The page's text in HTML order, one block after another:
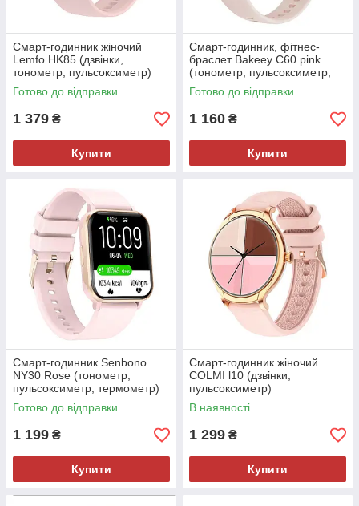
Смарт-годинник жіночий
Lemfo HK85 (дзвінки,
тонометр, пульсоксиметр)
AMOLED екран
Готово до відправки
1 379 ₴
Купити
Смарт-годинник, фітнес-
браслет Bakeey C60 pink
(тонометр, пульсоксиметр,
температура тіла) Amoled
екран
Готово до відправки
1 160 ₴
Купити
Смарт-годинник Senbono
NY30 Rose (тонометр,
пульсоксиметр, термометр)
Готово до відправки
1 199 ₴
Купити
Смарт-годинник жіночий
COLMI l10 (дзвінки,
пульсоксиметр)
В наявності
1 299 ₴
Купити